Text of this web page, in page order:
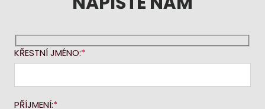
KŘESTNÍ JMÉNO:
PŘÍJMENÍ: